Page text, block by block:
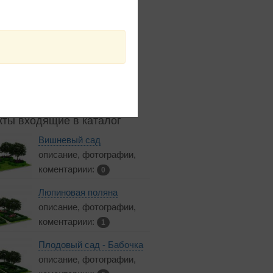
входящие в каталог
Вишневый сад
описание, фотографии,
коментариии:
0
Люпиновая поляна
описание, фотографии,
коментариии:
1
Плодовый сад - Бабочка
описание, фотографии,